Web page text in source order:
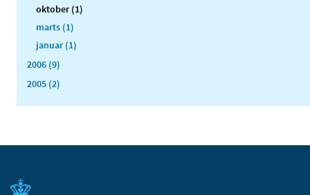
oktober (1)
marts (1)
januar (1)
2006 (9)
2005 (2)